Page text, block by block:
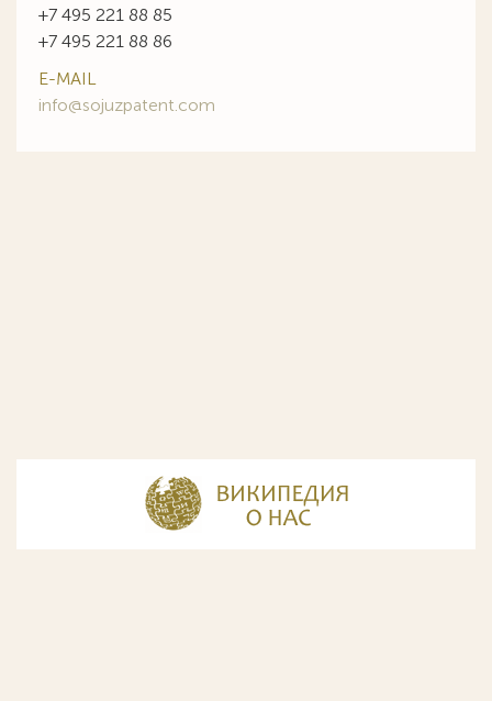
+7 495 221 88 85
+7 495 221 88 86
E-MAIL
info@sojuzpatent.com